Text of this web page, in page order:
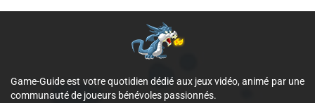
Game-Guide est votre quotidien dédié aux jeux vidéo, animé par une
communauté de joueurs bénévoles passionnés.